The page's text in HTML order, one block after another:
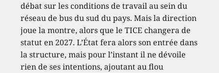
débat sur les conditions de travail au sein du
réseau de bus du sud du pays. Mais la direction
joue la montre, alors que le TICE changera de
statut en 2027. L’État fera alors son entrée dans
la structure, mais pour l’instant il ne dévoile
rien de ses intentions, ajoutant au flou